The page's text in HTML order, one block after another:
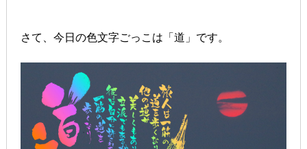
さて、今日の色文字ごっこは「道」です。